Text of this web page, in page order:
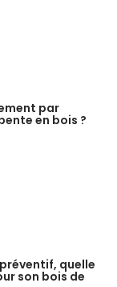
par
en bois ?
quelle
son bois de